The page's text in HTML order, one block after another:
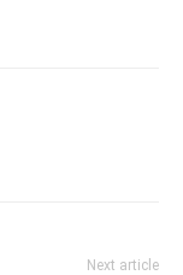
Next article